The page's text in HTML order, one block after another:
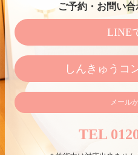
ご予約・お問い
LINE
しんきゅうコ
メール
TEL